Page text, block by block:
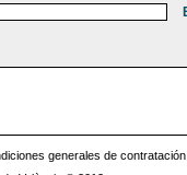
generales de contratación